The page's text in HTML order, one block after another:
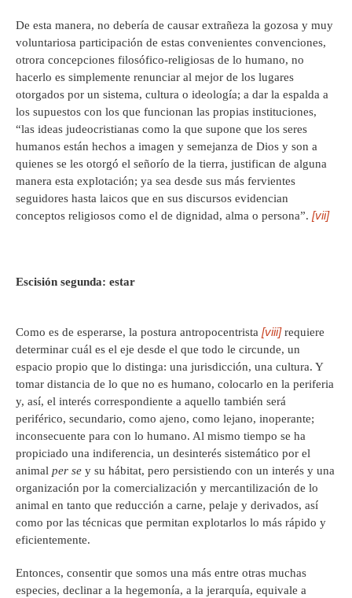
De esta manera, no debería de causar extrañeza la gozosa y muy
voluntariosa participación de estas convenientes convenciones,
otrora concepciones filosófico-religiosas de lo humano, no
hacerlo es simplemente renunciar al mejor de los lugares
otorgados por un sistema, cultura o ideología; a dar la espalda a
los supuestos con los que funcionan las propias instituciones,
“las ideas judeocristianas como la que supone que los seres
humanos están hechos a imagen y semejanza de Dios y son a
quienes se les otorgó el señorío de la tierra, justifican de alguna
manera esta explotación; ya sea desde sus más fervientes
seguidores hasta laicos que en sus discursos evidencian
conceptos religiosos como el de dignidad, alma o persona”. [vii]
Escisión segunda: estar
Como es de esperarse, la postura antropocentrista [viii]requiere
determinar cuál es el eje desde el que todo le circunde, un
espacio propio que lo distinga: una jurisdicción, una cultura. Y
tomar distancia de lo que no es humano, colocarlo en la periferia
y, así, el interés correspondiente a aquello también será
periférico, secundario, como ajeno, como lejano, inoperante;
inconsecuente para con lo humano. Al mismo tiempo se ha
propiciado una indiferencia, un desinterés sistemático por el
animal per se y su hábitat, pero persistiendo con un interés y una
organización por la comercialización y mercantilización de lo
animal en tanto que reducción a carne, pelaje y derivados, así
como por las técnicas que permitan explotarlos lo más rápido y
eficientemente.
Entonces, consentir que somos una más entre otras muchas
especies, declinar a la hegemonía, a la jerarquía, equivale a